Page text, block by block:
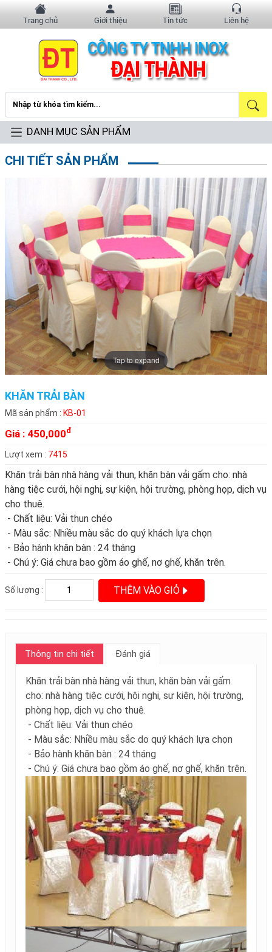
Trang chủ Giới thiệu Tin tức Liên hệ
DANH MỤC SẢN PHẨM
CHI TIẾT SẢN PHẨM
Tap to expand
KHĂN TRẢI BÀN
Mã sản phẩm : KB-01
Giá : 450,000đ
Lượt xem : 7415
Khăn trải bàn nhà hàng vải thun, khăn bàn vải gấm cho: nhà
hàng tiệc cưới, hội nghị, sự kiện, hội trường, phòng họp, dịch vụ
cho thuê.
- Chất liệu: Vải thun chéo
- Màu sắc: Nhiều màu sắc do quý khách lựa chọn
- Bảo hành khăn bàn : 24 tháng
- Chú ý: Giá chưa bao gồm áo ghế, nơ ghế, khăn trên.
Số lượng : THÊM VÀO GIỎ
Thông tin chi tiết Đánh giá
Khăn trải bàn nhà hàng vải thun, khăn bàn vải gấm
cho: nhà hàng tiệc cưới, hội nghị, sự kiện, hội trường,
phòng họp, dịch vụ cho thuê.
- Chất liệu: Vải thun chéo
- Màu sắc: Nhiều màu sắc do quý khách lựa chọn
- Bảo hành khăn bàn : 24 tháng
- Chú ý: Giá chưa bao gồm áo ghế, nơ ghế, khăn trên.